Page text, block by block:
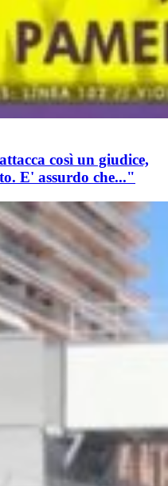
così un giudice,
E' assurdo che..."